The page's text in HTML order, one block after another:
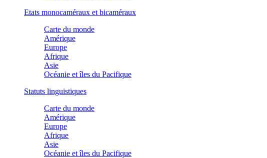
Etats monocaméraux et bicaméraux
Carte du monde
Amérique
Europe
Afrique
Asie
Océanie et îles du Pacifique
Statuts linguistiques
Carte du monde
Amérique
Europe
Afrique
Asie
Océanie et îles du Pacifique